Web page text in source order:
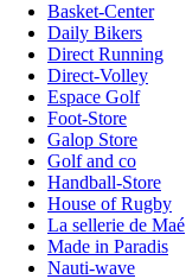
Basket-Center
Daily Bikers
Direct Running
Direct-Volley
Espace Golf
Foot-Store
Galop Store
Golf and co
Handball-Store
House of Rugby
La sellerie de Maé
Made in Paradis
Nauti-wave